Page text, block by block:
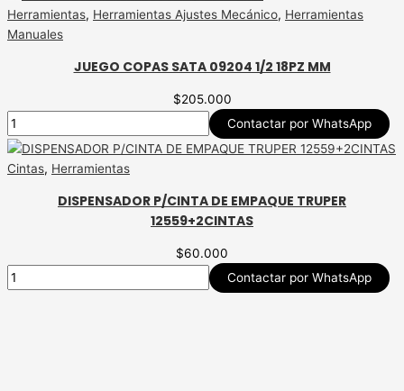
Herramientas, Herramientas Ajustes Mecánico, Herramientas
Manuales
JUEGO COPAS SATA 09204 1/2 18PZ MM
$205.000
Contactar por WhatsApp
Cintas, Herramientas
DISPENSADOR P/CINTA DE EMPAQUE TRUPER
12559+2CINTAS
$60.000
Contactar por WhatsApp